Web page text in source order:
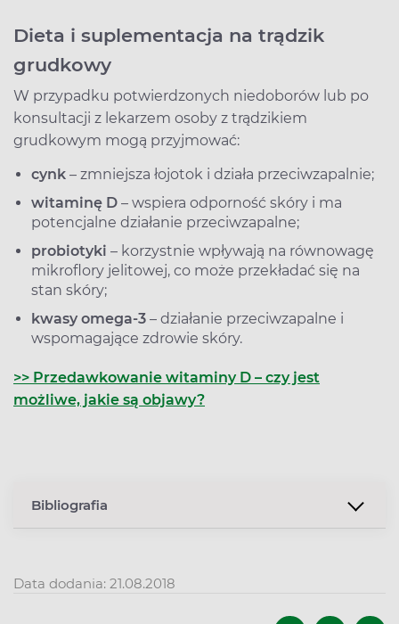
Dieta i suplementacja na trądzik
grudkowy
W przypadku potwierdzonych niedoborów lub po
konsultacji z lekarzem osoby z trądzikiem
grudkowym mogą przyjmować:
cynk – zmniejsza łojotok i działa przeciwzapalnie;
witaminę D – wspiera odporność skóry i ma
potencjalne działanie przeciwzapalne;
probiotyki – korzystnie wpływają na równowagę
mikroflory jelitowej, co może przekładać się na
stan skóry;
kwasy omega-3 – działanie przeciwzapalne i
wspomagające zdrowie skóry.
>> Przedawkowanie witaminy D – czy jest
możliwe, jakie są objawy?
Bibliografia
Data dodania: 21.08.2018